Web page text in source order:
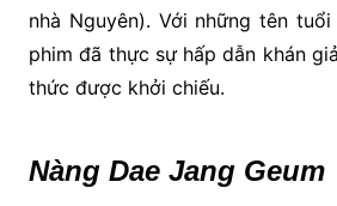
nhà Nguyên). Với những tên
phim đã thực sự hấp dẫn khán
thức được khởi chiếu.
Nàng Dae Jang Geum